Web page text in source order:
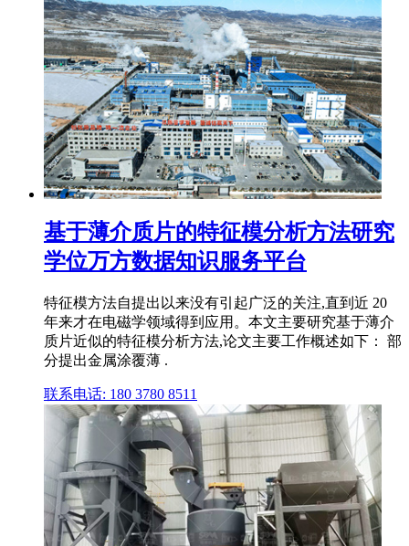
基于薄介质片的特征模分析方法研究
学位万方数据知识服务平台
特征模方法自提出以来没有引起广泛的关注,直到近 20
年来才在电磁学领域得到应用。本文主要研究基于薄介
质片近似的特征模分析方法,论文主要工作概述如下： 部
分提出金属涂覆薄 .
联系电话: 180 3780 8511